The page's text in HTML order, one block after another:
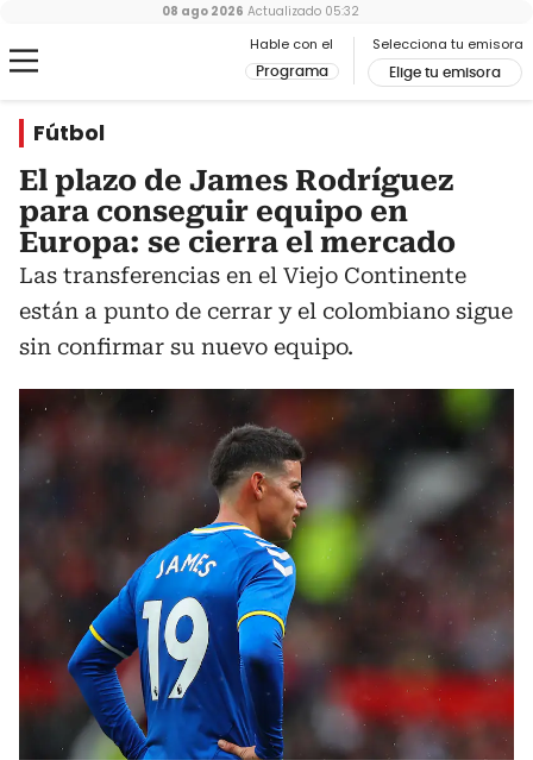
Hable con el
Programa
Selecciona tu emisora
Elige tu emisora
08 ago 2026 Actualizado 05:32
Fútbol
El plazo de James Rodríguez
para conseguir equipo en
Europa: se cierra el mercado
Las transferencias en el Viejo Continente
están a punto de cerrar y el colombiano sigue
sin confirmar su nuevo equipo.